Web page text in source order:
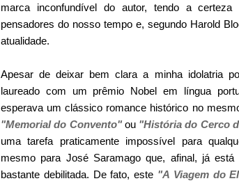
marca inconfundível do autor, tendo a
pensadores do nosso tempo e, segundo Harold
atualidade.
Apesar de deixar bem clara a minha idolatria
laureado com um prêmio Nobel em língua
esperava um clássico romance histórico no
"Memorial do Convento"ou "História do Cerco
uma tarefa praticamente impossível para
mesmo para José Saramago que, afinal, já
bastante debilitada. De fato, este "A Viagem do